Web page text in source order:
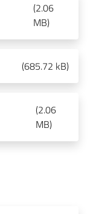
(2.06
MB)
(685.72 kB)
(2.06
MB)